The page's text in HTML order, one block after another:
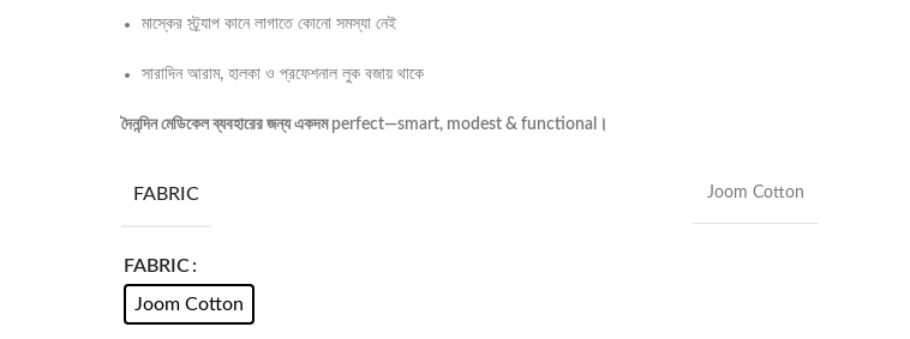
মাস্কের স্ট্র্যাপ কানে লাগাতে কোনো সমস্যা নেই
সারাদিন আরাম, হালকা ও প্রফেশনাল লুক বজায় থাকে
দৈনন্দিন মেডিকেল ব্যবহারের জন্য একদম perfect—smart, modest & functional।
FABRIC Joom Cotton
FABRIC
Joom Cotton